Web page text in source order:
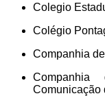
Colegio
Colégio
Companhia
Comunicação